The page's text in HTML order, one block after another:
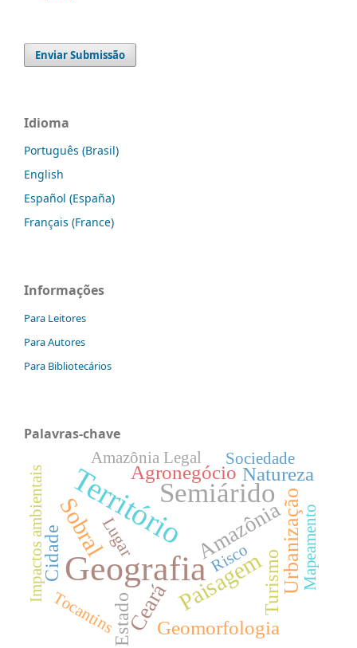
Enviar Submissão
Idioma
Português (Brasil)
English
Español (España)
Français (France)
Informações
Para Leitores
Para Autores
Para Bibliotecários
Palavras-chave
Geografia
TerritórioSemiárido
Sobral
Paisagem
Ceará
AmazôniaUrbanização
Geomorfologia
Agronegócio
Turismo
Cidade
Natureza
Estado
Lugar
Impactos ambientais
Tocantins
Mapeamento
Risco
Sociedade
Amazônia Legal